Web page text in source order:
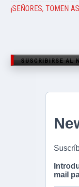
¡SEÑORES, TOMEN
SUSCRIBIRSE AL